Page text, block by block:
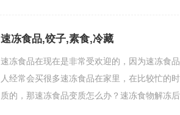
速冻食品,饺子,素食,冷藏
速冻食品在现在是非常受欢迎的，因为速冻食
人经常会买很多速冻食品在家里，在比较忙的
质的，那速冻食品变质怎么办？速冻食物解冻